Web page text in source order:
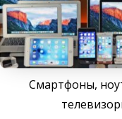
Смартфоны,